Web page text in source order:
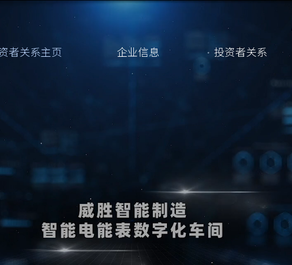
者关系主页
企业信息 投资者关系